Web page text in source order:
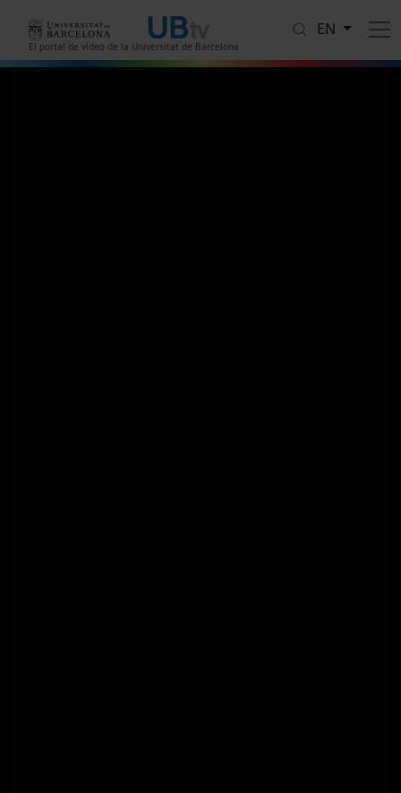
El portal de vídeo de la Universitat de Barcelona
EN